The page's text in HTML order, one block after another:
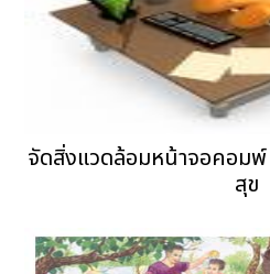
จัดสิ่งแวดล้อมหน้าจอคอม
สุข